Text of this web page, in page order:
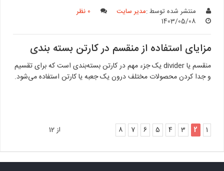
منتشر شده توسط :مدیر سایت
0 نظر
1403/05/08
مزایای استفاده از منقسم در کارتن بسته‌ بندی
منقسم یا divider یک جزء مهم در کارتن بسته‌بندی است که برای تقسیم
و جدا کردن محصولات مختلف درون یک جعبه یا کارتن استفاده می‌شود.
1
2
3
4
5
6
7
8 از 12